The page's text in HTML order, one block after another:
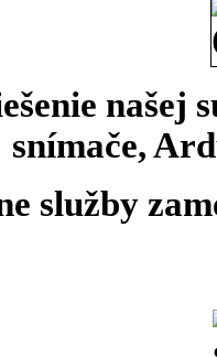
našej
snímače,
služby